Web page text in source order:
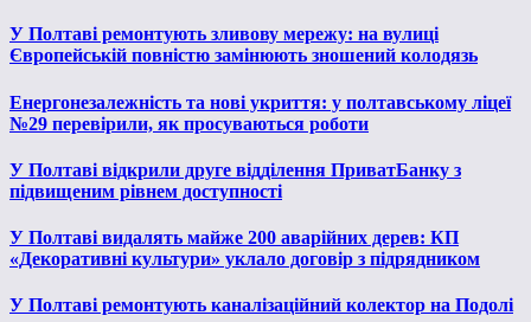
У Полтаві ремонтують зливову мережу: на вулиці
Європейській повністю замінюють зношений колодязь
Енергонезалежність та нові укриття: у полтавському ліцеї
№29 перевірили, як просуваються роботи
У Полтаві відкрили друге відділення ПриватБанку з
підвищеним рівнем доступності
У Полтаві видалять майже 200 аварійних дерев: КП
«Декоративні культури» уклало договір з підрядником
У Полтаві ремонтують каналізаційний колектор на Подолі